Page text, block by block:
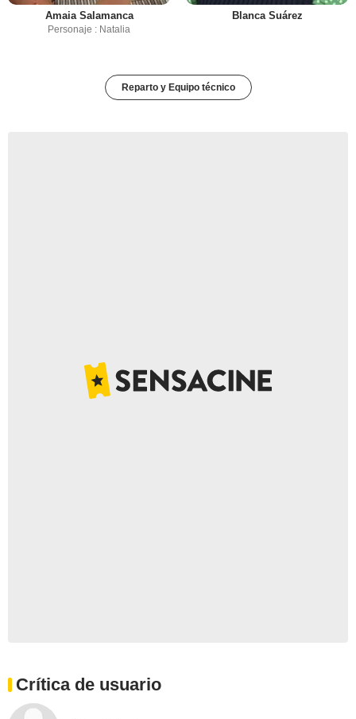
Amaia Salamanca
Personaje : Natalia
Blanca Suárez
Reparto y Equipo técnico
Crítica de usuario